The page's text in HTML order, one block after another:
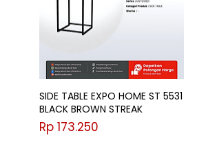
SIDE TABLE EXPO HOME ST 5531
BLACK BROWN STREAK
Harga
Rp 173.250